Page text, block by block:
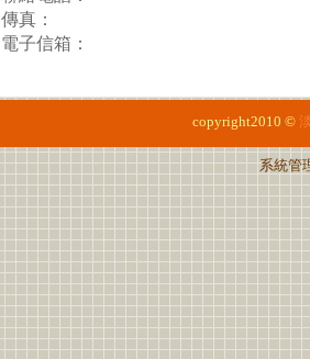
傳真：
電子信箱：
copyright2010 ©
系統管